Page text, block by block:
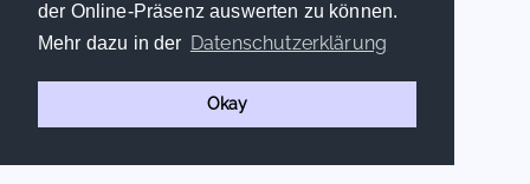
der Online-Präsenz auswerten zu können.
Mehr dazu in der Datenschutzerklärung
Okay